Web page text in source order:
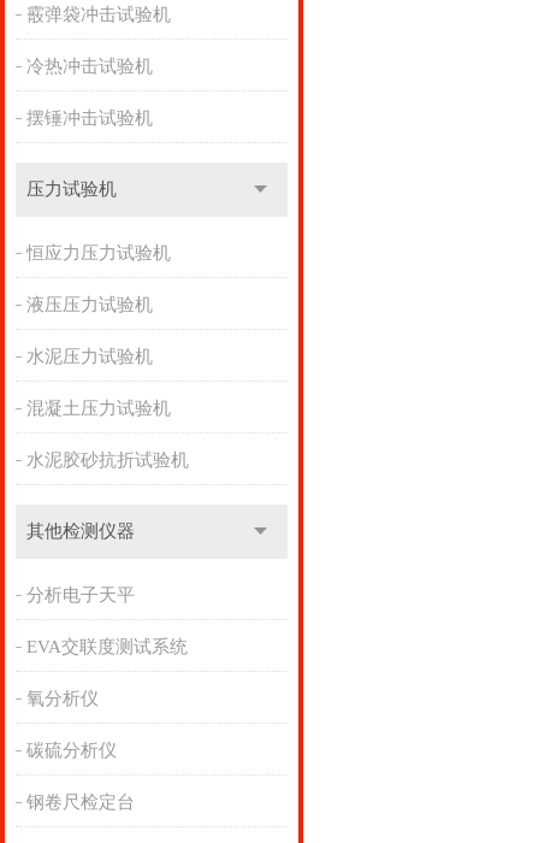
霰弹袋冲击试验机
冷热冲击试验机
摆锤冲击试验机
压力试验机
恒应力压力试验机
液压压力试验机
水泥压力试验机
混凝土压力试验机
水泥胶砂抗折试验机
其他检测仪器
分析电子天平
EVA交联度测试系统
氧分析仪
碳硫分析仪
钢卷尺检定台